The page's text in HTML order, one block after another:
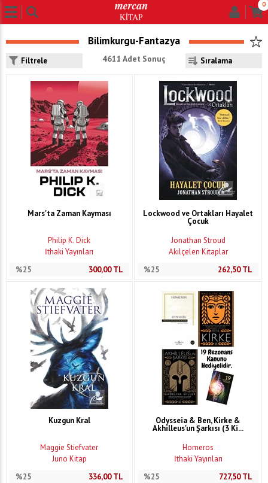
0
Bilimkurgu-Fantazya
Filtrele 4611 Adet Sonuç
Mars'ta Zaman Kayması
Philip K. Dick
İthaki Yayınları
%25
300,00TL
Lockwood ve Ortakları Hayalet
Çocuk
Jonathan Stroud
Akılçelen Kitaplar
%25
262,50TL
Kuzgun Kral
Maggie Stiefvater
Juno Kitap
%25
336,00TL
Odysseia & Ben, Kirke &
Akhilleus'un Şarkısı (3 Ki...
Homeros
İthaki Yayınları
%25
727,50TL